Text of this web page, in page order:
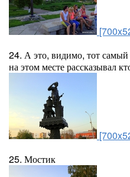
24. А это, видимо, тот
на этом месте рассказывал
25. Мостик